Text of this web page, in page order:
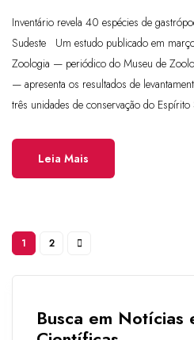
Inventário revela 40 espécies de
Sudeste Um estudo publicado em
Zoologia — periódico do Museu de
— apresenta os resultados de
três unidades de conservação do
Leia Mais
1 2
Busca em Notícias